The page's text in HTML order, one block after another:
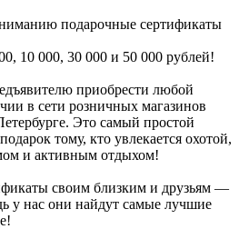
подарочные сертификаты
10 000, 30 000 и 50 000 рублей!
приобрести любой
в сети розничных магазинов
Это самый простой
тому, кто увлекается охотой,
и активным отдыхом!
своим близким и друзьям —
у нас они найдут самые лучшие